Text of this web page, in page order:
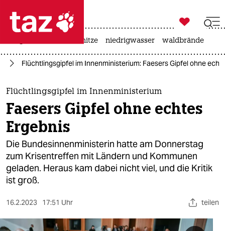
 taz zahl ich
taz zahl ich
themen
politik
öko
gesellschaft
kultur
sport
berlin

taz zahl ich
hitze niedrigwasser waldbrände
Flüchtlingsgipfel im Innenministerium: Faesers Gipfel ohne
Flüchtlingsgipfel im Innenministerium
Faesers Gipfel ohne echtes
Ergebnis
Die Bundesinnenministerin hatte am Donnerstag
zum Krisentreffen mit Ländern und Kommunen
geladen. Heraus kam dabei nicht viel, und die Kritik
ist groß.
16.2.2023 17:51 Uhr teilen